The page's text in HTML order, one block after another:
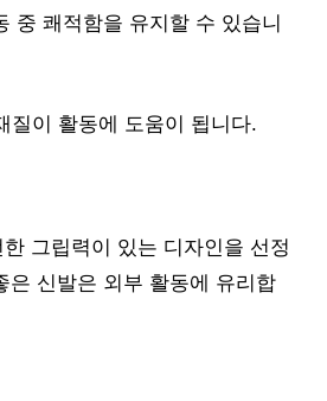
중 쾌적함을 유지할 수 있습니
질이 활동에 도움이 됩니다.
그립력이 있는 디자인을 선정
은 신발은 외부 활동에 유리합